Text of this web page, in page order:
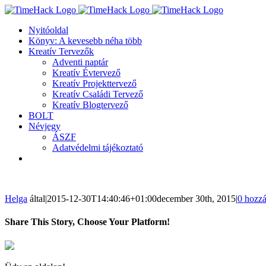
Kihagyás
Nyitóoldal
Könyv: A kevesebb néha több
Kreatív Tervezők
Adventi naptár
Kreatív Évtervező
Kreatív Projekttervező
Kreatív Családi Tervező
Kreatív Blogtervező
BOLT
Névjegy
ÁSZF
Adatvédelmi tájékoztató
Helga által|2015-12-30T14:40:46+01:00december 30th, 2015|0
Share This Story, Choose Your Platform!
Facebook
Twitter
LinkedIn
Reddit
WhatsApp
Tumblr
Pinterest
Vk
Email: